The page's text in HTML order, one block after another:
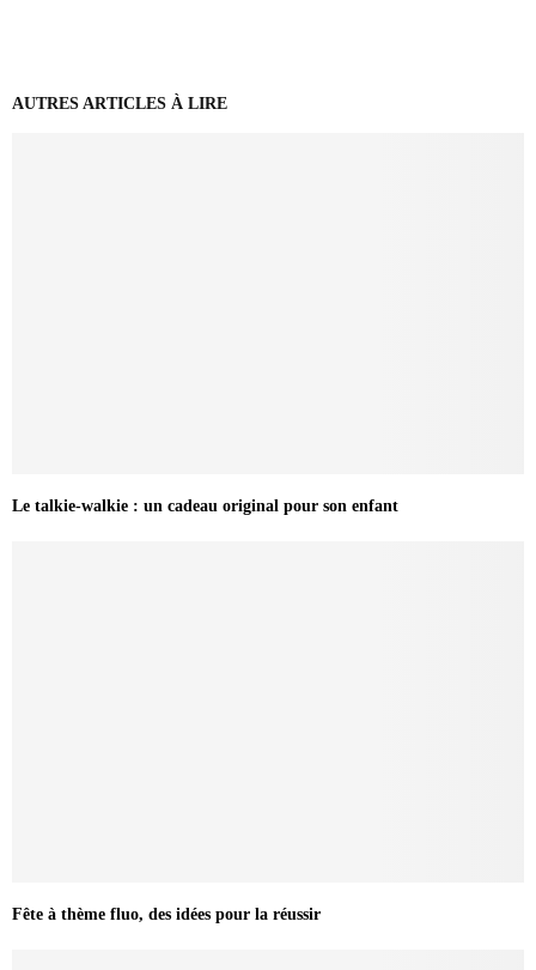
AUTRES ARTICLES À LIRE
Le talkie-walkie : un cadeau original pour son enfant
Fête à thème fluo, des idées pour la réussir